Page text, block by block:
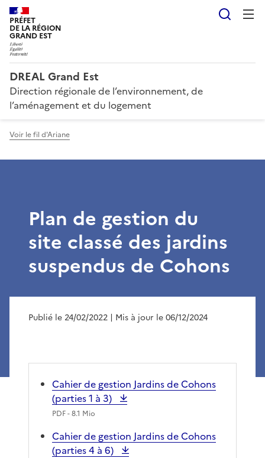
PRÉFET
DE LA RÉGION
GRAND EST
DREAL Grand Est
Direction régionale de l’environnement, de
l’aménagement et du logement
Voir le fil d'Ariane
Plan de gestion du
site classé des jardins
suspendus de Cohons
Publié le 24/02/2022 | Mis à jour le 06/12/2024
Cahier de gestion Jardins de Cohons
(parties 1 à 3)
PDF- 8.1 Mio
Cahier de gestion Jardins de Cohons
(parties 4 à 6)